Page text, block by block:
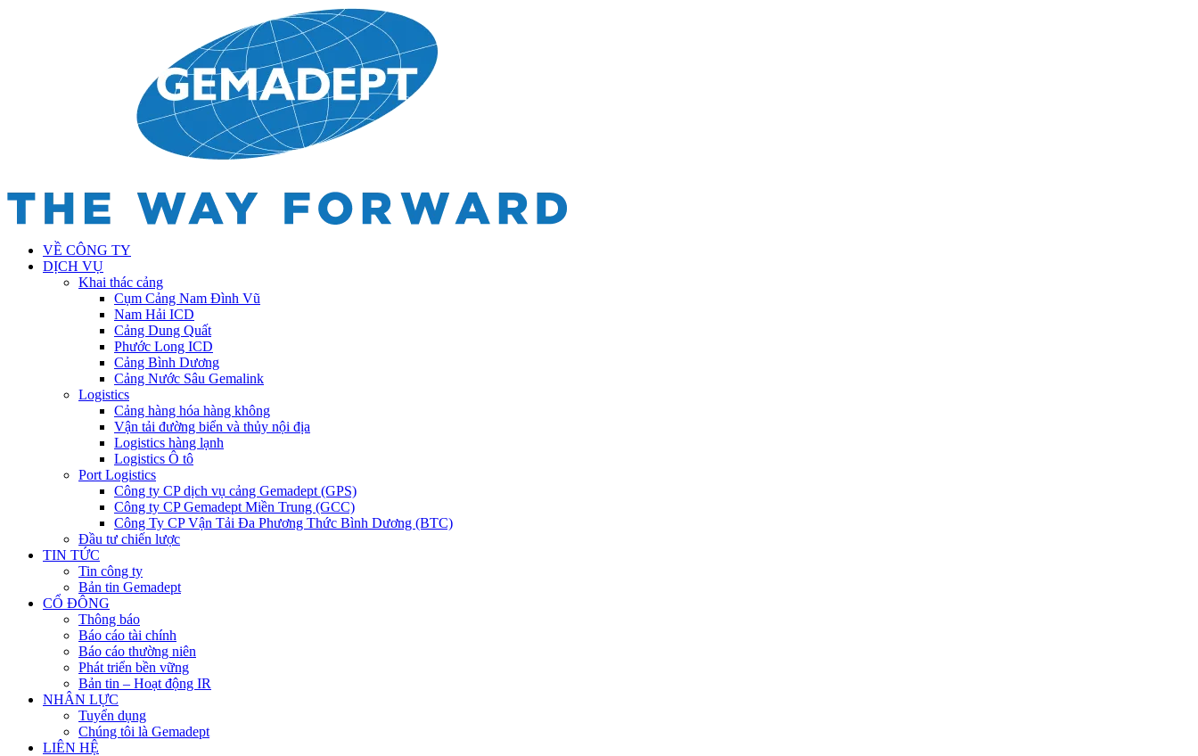
VỀ CÔNG TY
DỊCH VỤ
Khai thác cảng
Cụm Cảng Nam Đình Vũ
Nam Hải ICD
Cảng Dung Quất
Phước Long ICD
Cảng Bình Dương
Cảng Nước Sâu Gemalink
Logistics
Cảng hàng hóa hàng không
Vận tải đường biển và thủy nội địa
Logistics hàng lạnh
Logistics Ô tô
Port Logistics
Công ty CP dịch vụ cảng Gemadept (GPS)
Công ty CP Gemadept Miền Trung (GCC)
Công Ty CP Vận Tải Đa Phương Thức Bình Dương (BTC)
Đầu tư chiến lược
TIN TỨC
Tin công ty
Bản tin Gemadept
CỔ ĐÔNG
Thông báo
Báo cáo tài chính
Báo cáo thường niên
Phát triển bền vững
Bản tin – Hoạt động IR
NHÂN LỰC
Tuyển dụng
Chúng tôi là Gemadept
LIÊN HỆ